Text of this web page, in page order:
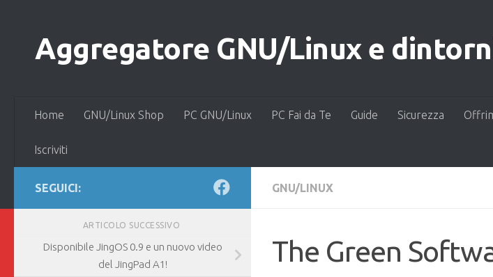
Aggregatore GNU/Linux e
Home GNU/Linux Shop PC GNU/Linux PC Fai da Te Guide Sicurezza
Iscriviti
GNU/LINUX
The Green
SEGUICI:
ARTICOLO SUCCESSIVO
Disponibile JingOS 0.9 e un nuovo video
del JingPad A1!